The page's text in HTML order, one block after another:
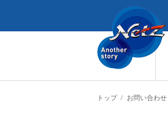
トップ お問い合わせ